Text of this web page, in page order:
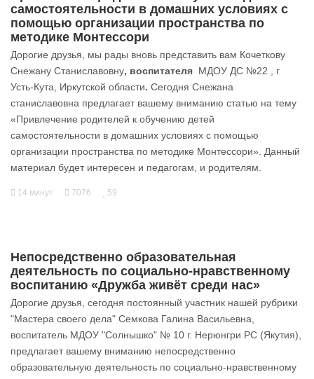
самостоятельности в домашних условиях с
помощью организации пространства по
методике Монтессори
Дорогие друзья, мы рады вновь представить вам Кочеткову
Снежану Станиславовну, воспитателя МДОУ ДС №22 , г
Усть-Кута, Иркутской области. Сегодня Снежана
станиславовна предлагает вашему вниманию статью на тему
«Привлечение родителей к обучению детей
самостоятельности в домашних условиях с помощью
организации пространства по методике Монтессори». Данный
материал будет интересен и педагогам, и родителям.
14 минут 7076 59
Непосредственно образовательная
деятельность по социально-нравственному
воспитанию «Дружба живёт среди нас»
Дорогие друзья, сегодня постоянный участник нашей рубрики
"Мастера своего дела" Семкова Галина Васильевна,
воспитатель МДОУ "Солнышко" № 10 г. Нерюнгри РС (Якутия),
предлагает вашему вниманию непосредственно
образовательную деятельность по социально-нравственному